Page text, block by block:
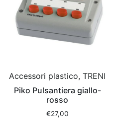
Accessori plastico, TRENI
Piko Pulsantiera giallo-
rosso
€27,00